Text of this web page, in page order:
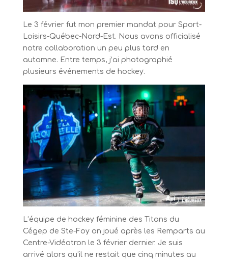
Le 3 février fut mon premier mandat pour Sport-
Loisirs-Québec-Nord-Est. Nous avons officialisé
notre collaboration un peu plus tard en
automne. Entre temps, j’ai photographié
plusieurs événements de hockey.
L’équipe de hockey féminine des Titans du
Cégep de Ste-Foy on joué après les Remparts au
Centre-Vidéotron le 3 février dernier. Je suis
arrivé alors qu’il ne restait que cinq minutes au